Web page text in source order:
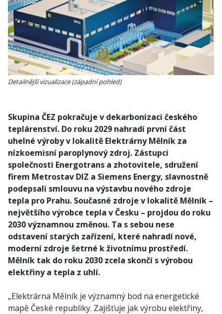
Detailnější vizualizace (západní pohled)
Skupina ČEZ pokračuje v dekarbonizaci českého
teplárenství. Do roku 2029 nahradí první část
uhelné výroby v lokalitě Elektrárny Mělník za
nízkoemisní paroplynový zdroj. Zástupci
společnosti Energotrans a zhotovitele, sdružení
firem Metrostav DIZ a Siemens Energy, slavnostně
podepsali smlouvu na výstavbu nového zdroje
tepla pro Prahu. Současné zdroje v lokalitě Mělník –
největšího výrobce tepla v Česku – projdou do roku
2030 významnou změnou. Ta s sebou nese
odstavení starých zařízení, které nahradí nové,
moderní zdroje šetrné k životnímu prostředí.
Mělník tak do roku 2030 zcela skončí s výrobou
elektřiny a tepla z uhlí.
„Elektrárna Mělník je významný bod na energetické
mapě České republiky. Zajišťuje jak výrobu elektřiny,